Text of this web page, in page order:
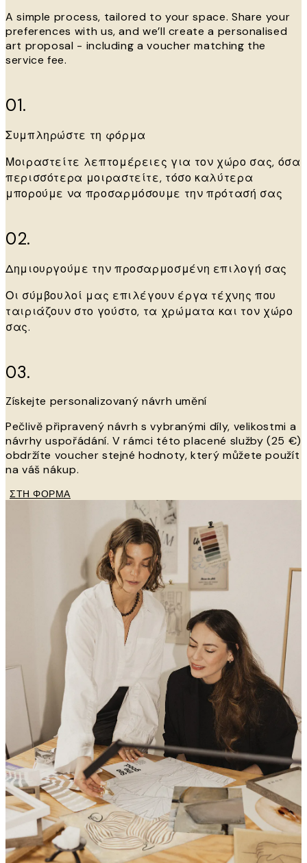
A simple process, tailored to your space. Share your
preferences with us, and we’ll create a personalised
art proposal - including a voucher matching the
service fee.
01.
Συμπληρώστε τη φόρμα
Μοιραστείτε λεπτομέρειες για τον χώρο σας, όσα
περισσότερα μοιραστείτε, τόσο καλύτερα
μπορούμε να προσαρμόσουμε την πρότασή σας
02.
Δημιουργούμε την προσαρμοσμένη επιλογή σας
Οι σύμβουλοί μας επιλέγουν έργα τέχνης που
ταιριάζουν στο γούστο, τα χρώματα και τον χώρο
σας.
03.
Získejte personalizovaný návrh umění
Pečlivě připravený návrh s vybranými díly, velikostmi a
návrhy uspořádání. V rámci této placené služby (25 €)
obdržíte voucher stejné hodnoty, který můžete použít
na váš nákup.
ΣΤΗ ΦΟΡΜΑ